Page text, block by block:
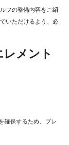
フの整備内容をご紹
いただけるよう、必
メント
確保するため、ブレ